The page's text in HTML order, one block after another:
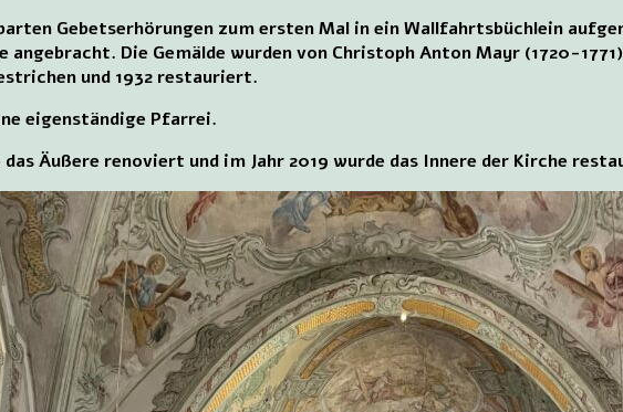
Gebetserhörungen zum ersten Mal in ein Wallfahrtsbüchlein
angebracht. Die Gemälde wurden von Christoph Anton Mayr (1720-
und 1932 restauriert.
eigenständige Pfarrei.
Äußere renoviert und im Jahr 2019 wurde das Innere der Kirche